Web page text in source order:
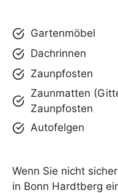
Gartenmöbel
Dachrinnen
Zaunpfosten
Zaunmatten
Zaunpfosten
Autofelgen
Wenn Sie nicht
in Bonn Hardtberg